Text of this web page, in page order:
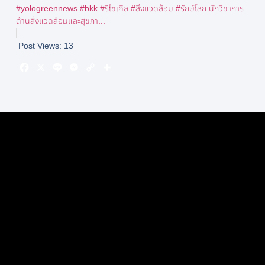
#yologreennews #bkk #รีไซเคิล #สิ่งแวดล้อม #รักษ์โลก นักวิชาการ
ด้านสิ่งแวดล้อมและสุขภา...
Post Views: 13